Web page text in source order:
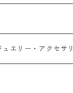
ュエリー・アクセサ